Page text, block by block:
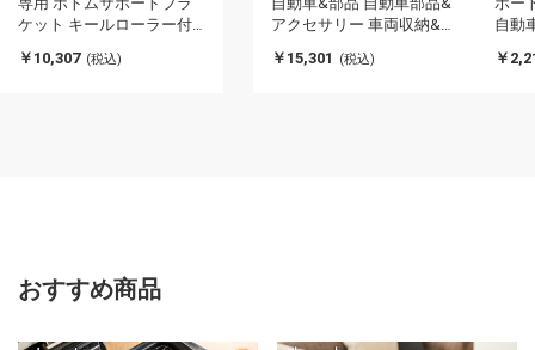
ケット キールローラー付
&アクセサリー 車両収納&
￥10,307 (税込)
アクセサリー 車両収納&カ
トトレーラー(代引不可)
￥15,301 (税込)
自動
クラ
￥
おすすめ商品